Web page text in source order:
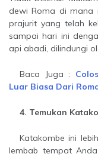
dewi Roma di mana
prajurit yang telah
sampai hari ini
api abadi, dilindungi
Baca Juga :
Luar Biasa Dari
4. Temukan
Katakombe ini lebih dari sekadar lorong-lorong gelap dan
lembab tempat